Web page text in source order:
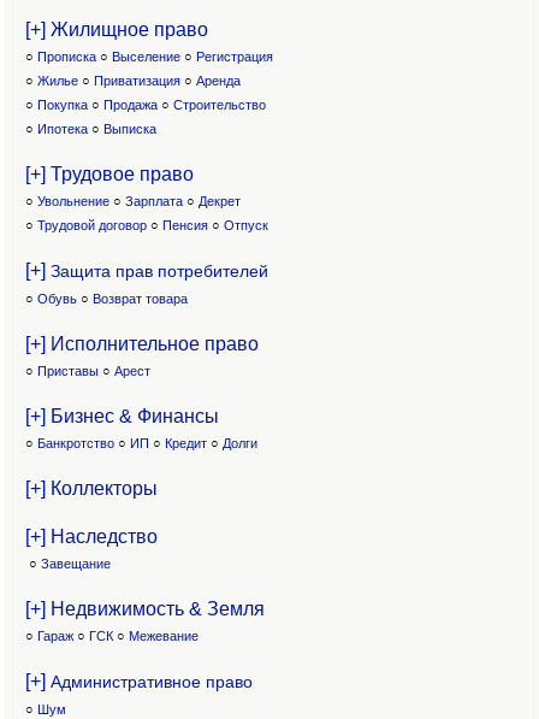
[+] Жилищное право
○ Прописка ○ Выселение ○ Регистрация
○ Жилье ○ Приватизация ○ Аренда
○ Покупка ○ Продажа ○ Строительство
○ Ипотека ○ Выписка
[+] Трудовое право
○ Увольнение ○ Зарплата ○ Декрет
○ Трудовой договор ○ Пенсия ○ Отпуск
[+] Защита прав потребителей
○ Обувь ○ Возврат товара
[+] Исполнительное право
○ Приставы ○ Арест
[+] Бизнес & Финансы
○ Банкротство ○ ИП ○ Кредит ○ Долги
[+] Коллекторы
[+] Наследство
○ Завещание
[+] Недвижимость & Земля
○ Гараж ○ ГСК ○ Межевание
[+] Административное право
○ Шум